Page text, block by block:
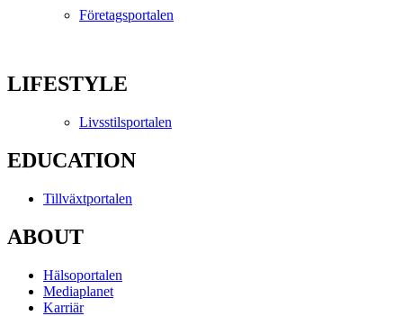
Företagsportalen
LIFESTYLE
Livsstilsportalen
EDUCATION
Tillväxtportalen
ABOUT
Hälsoportalen
Mediaplanet
Karriär